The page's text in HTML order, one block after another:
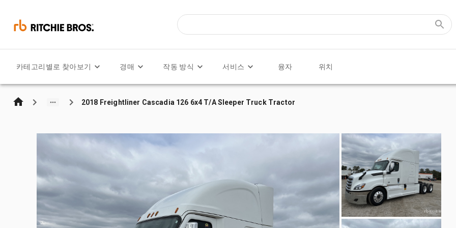
카테고리별로 찾아보기 경매 작동 방식 서비스 융자 위치
2018 Freightliner Cascadia 126 6x4 T/A Sleeper Truck Tractor